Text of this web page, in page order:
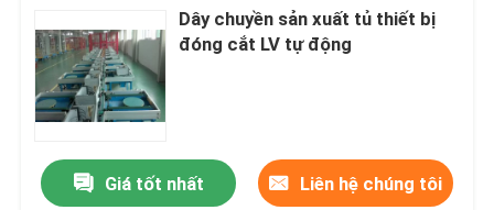
Dây chuyền sản xuất tủ thiết bị
đóng cắt LV tự động
Giá tốt nhất Liên hệ chúng tôi